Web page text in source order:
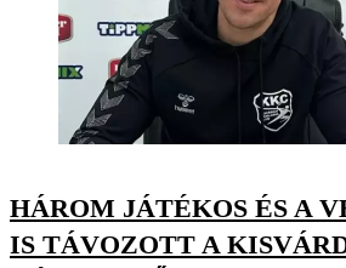
HÁROM JÁTÉKOS ÉS A
IS TÁVOZOTT A